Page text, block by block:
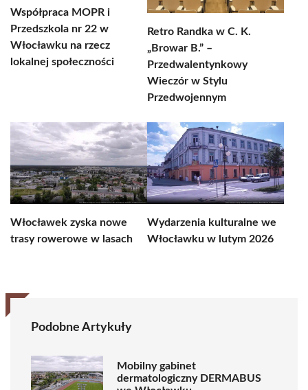
Współpraca MOPR i
Przedszkola nr 22 w
Włocławku na rzecz
lokalnej społeczności
Retro Randka w C. K.
„Browar B.” –
Przedwalentynkowy
Wieczór w Stylu
Przedwojennym
Włocławek zyska nowe
trasy rowerowe w lasach
Wydarzenia kulturalne we
Włocławku w lutym 2026
Podobne Artykuły
Mobilny gabinet
dermatologiczny DERMABUS